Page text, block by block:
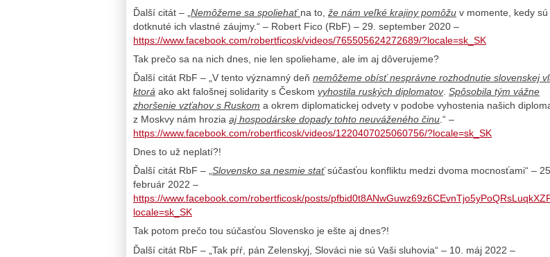
Ďalší citát – „ Nemôžeme sa spoliehaťna to, že nám veľké krajiny pomôžu v momente, kedy sú
dotknuté ich vlastné záujmy.“ – Robert Fico (RbF) – 29. september 2020 –
https://www.facebook.com/robertficosk/videos/765505624272689/?locale=sk_SK
Tak prečo sa na nich dnes, nie len spoliehame, ale im aj dôverujeme?
Ďalší citát RbF – „V tento významný deň nemôžeme obísť nesprávne rozhodnutie slovenskej
ktorá ako akt falošnej solidarity s Českom vyhostila ruských diplomatov. Spôsobila tým vážne
zhoršenie vzťahov s Ruskom a okrem diplomatickej odvety v podobe vyhostenia našich
z Moskvy nám hrozia aj hospodárske dopady tohto neuváženého činu .“ –
https://www.facebook.com/robertficosk/videos/1220407025060756/?locale=sk_SK
Dnes to už neplatí?!
Ďalší citát RbF – „Slovensko sa nesmie staťsúčasťou konfliktu medzi dvoma mocnosťami“ –
február 2022 –
https://www.facebook.com/robertficosk/posts/
locale=sk_SK
Tak potom prečo tou súčasťou Slovensko je ešte aj dnes?!
Ďalší citát RbF – „Tak pŕŕ, pán Zelenskyj, Slováci nie sú Vaši sluhovia“ – 10. máj 2022 –